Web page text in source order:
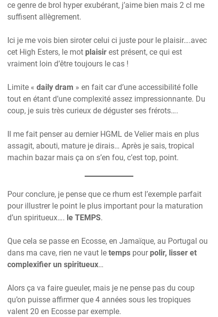
ce genre de brol hyper exubérant, j’aime bien mais 2 cl me
suffisent allègrement.
Ici je me vois bien siroter celui ci juste pour le plaisir….avec
cet High Esters, le mot plaisir est présent, ce qui est
vraiment loin d’être toujours le cas !
Limite « daily dram » en fait car d’une accessibilité folle
tout en étant d’une complexité assez impressionnante. Du
coup, je suis très curieux de déguster ses frérots….
Il me fait penser au dernier HGML de Velier mais en plus
assagit, abouti, mature je dirais… Après je sais, tropical
machin bazar mais ça on s’en fou, c’est top, point.
Pour conclure, je pense que ce rhum est l’exemple parfait
pour illustrer le point le plus important pour la maturation
d’un spiritueux…. le TEMPS.
Que cela se passe en Ecosse, en Jamaïque, au Portugal ou
dans ma cave, rien ne vaut le temps pour polir, lisser et
complexifier un spiritueux…
Alors ça va faire gueuler, mais je ne pense pas du coup
qu’on puisse affirmer que 4 années sous les tropiques
valent 20 en Ecosse par exemple.